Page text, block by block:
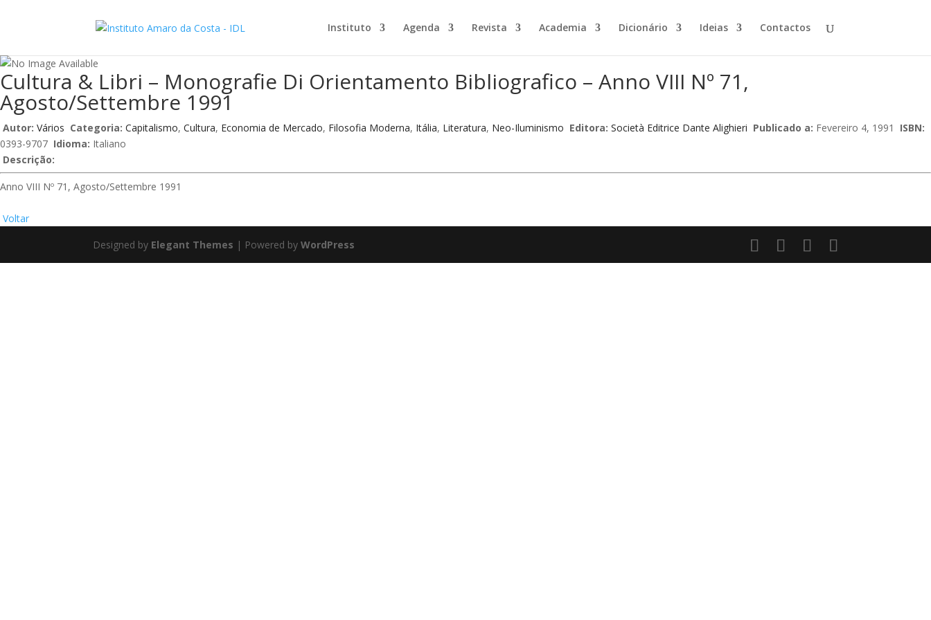
Instituto Agenda Revista Academia Dicionário Ideias Contactos
Cultura & Libri – Monografie Di Orientamento Bibliografico – Anno VIII Nº 71,
Agosto/Settembre 1991
Autor: Vários Categoria: Capitalismo, Cultura, Economia de Mercado, Filosofia Moderna, Itália, Literatura, Neo-Iluminismo Editora: Società Editrice Dante Alighieri Publicado a: Fevereiro 4, 1991
ISBN:
0393-9707 Idioma: Italiano
Descrição:
Anno VIII Nº 71, Agosto/Settembre 1991
Voltar
Designed by Elegant Themes | Powered byWordPress